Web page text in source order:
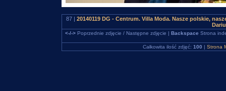
87 | 20140119 DG - Centrum. Villa Moda. Nasze polskie,
<-/->Poprzednie zdjęcie / Następne zdjęcie | Backspace Strona
Całkowita ilość zdjęć: 100 | Strona